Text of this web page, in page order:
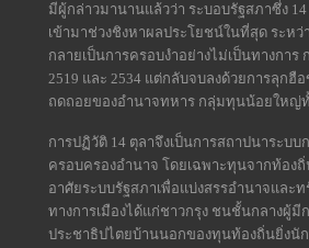
มีผู้กล่าวมานานแล้วว่า ระบอบรัฐสภาซึ่ง
เข้ามาช่วงชิงหาผลประโยชน์ในที่สุด ระห
กลายเป็นการครอบงำอย่างไม่เป็นทางกา
2519 และ 2534 แต่กลับจบลงด้วยการลุก
ถดถอยของอำนาจทหาร กลุ่มทุนน้อยใหญ่
การปฏิวัติ 14 ตุลาจึงเป็นการสถาปนาระบ
ครอบครองอำนาจ โดยเฉพาะทุนจากท้อ
อาศัยระบบรัฐสภาเพื่อแบ่งสรรอำนาจและ
ทางการเมืองได้แก่ชาวกรุง ชนชั้นกลางผู้
ประชาธิปไตยบ้านนอกของทุนท้องถิ่นยิ่งนั